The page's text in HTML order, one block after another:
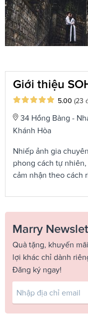
Giới thiệu
5.00 (23
34 Hồng Bàng -
Khánh Hòa
Nhiếp ảnh gia
phong cách tự
cảm nhận theo cách
Marry
Quà tặng, khuyến
lợi khác chỉ dành
Đăng ký ngay!